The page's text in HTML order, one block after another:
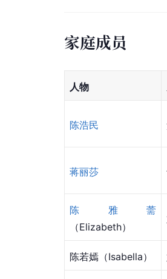
家庭成员
人物
陈浩民
蒋丽莎
陈雅薷
（Elizabeth）
陈若嫣（Isabella）